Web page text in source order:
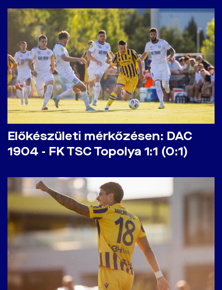
Előkészületi mérkőzésen: DAC
1904 - FK TSC Topolya 1:1 (0:1)